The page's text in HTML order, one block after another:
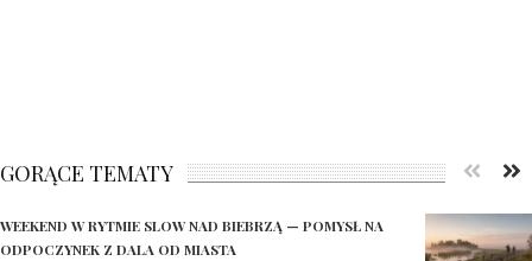
GORĄCE TEMATY
WEEKEND W RYTMIE SLOW NAD BIEBRZĄ — POMYSŁ NA
ODPOCZYNEK Z DALA OD MIASTA